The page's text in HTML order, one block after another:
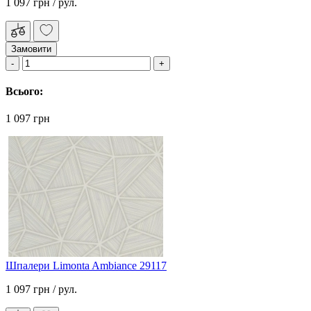
1 097 грн / рул.
Замовити
Всього:
1 097 грн
Шпалери Limonta Ambiance 29117
1 097 грн / рул.